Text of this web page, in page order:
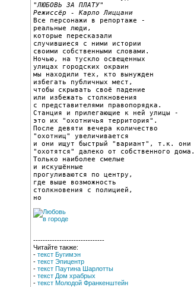
"ЛЮБОВЬ ЗА ПЛАТУ"
Режиссёр - Карло Лиццани
Все персонажи в репортаже -
реальные люди,
которые пересказали
случившиеся с ними истории
своими собственными словами.
Ночью, на тускло освещенных
улицах городских окраин
мы находили тех, кто вынужден
избегать публичных мест,
чтобы скрывать своё падение
или избежать столкновения
с представителями правопорядка.
Станция и прилегающие к ней улицы -
это их "охотничья территория".
После девяти вечера количество
"охотниц" увеличивается
и они ищут быстрый "вариант", т.к. они
"охотятся" далеко от собственного дома.
Только наиболее смелые
и искушённые
прогуливаются по центру,
где выше возможность
столкновения с полицией,
но
------------------------------
Читайте также:
- текст Бугимэн
- текст Эпицентр
- текст Паутина Шарлотты
- текст Дом храбрых
- текст Молодой Франкенштейн